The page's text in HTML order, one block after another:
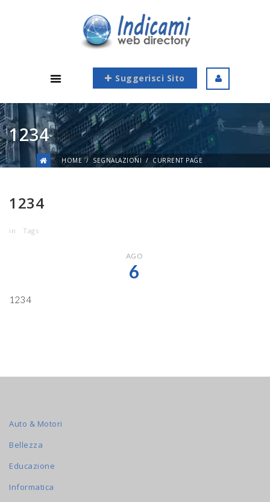
Suggerisci Sito
1234
HOME SEGNALAZIONI CURRENT PAGE
1234
in Tags
AGO
6
1234
Auto & Motori
Bellezza
Educazione
Informatica